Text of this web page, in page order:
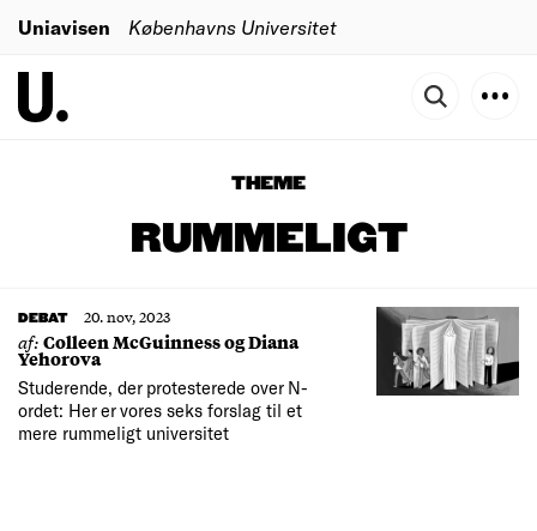
Uniavisen Københavns Universitet
THEME
RUMMELIGT
DEBAT 20. nov, 2023
af:Colleen McGuinness og Diana
Yehorova
Studerende, der protesterede over N-
ordet: Her er vores seks forslag til et
mere rummeligt universitet